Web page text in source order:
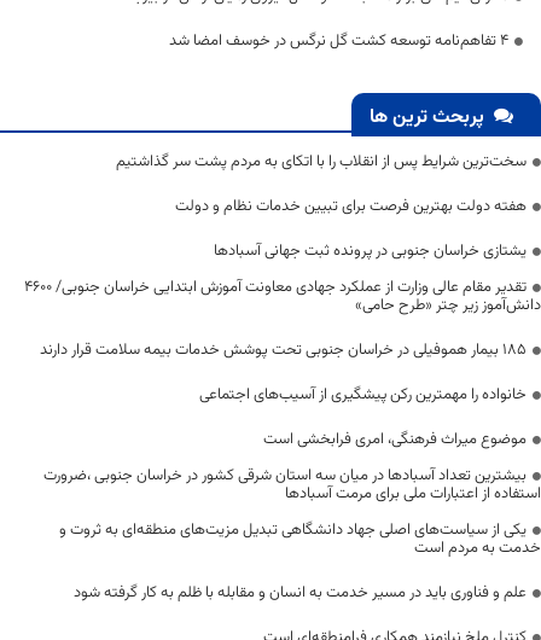
۴ تفاهم‌نامه توسعه کشت گل نرگس در خوسف امضا شد
پربحث ترین ها
سخت‌ترین شرایط پس از انقلاب را با اتکای به مردم پشت سر گذاشتیم
هفته دولت بهترین فرصت برای تبیین خدمات نظام و دولت
یشتازی خراسان جنوبی در پرونده ثبت جهانی آسبادها
تقدیر مقام عالی وزارت از عملکرد جهادی معاونت آموزش ابتدایی خراسان جنوبی/ ۴۶۰۰
دانش‌آموز زیر چتر «طرح حامی»
۱۸۵ بیمار هموفیلی در خراسان جنوبی تحت پوشش خدمات بیمه سلامت قرار دارند
خانواده را مهمترین رکن پیشگیری از آسیب‌های اجتماعی
موضوع میراث فرهنگی، امری فرابخشی است
بیشترین تعداد آسبادها در میان سه استان شرقی کشور در خراسان جنوبی ،ضرورت
استفاده از اعتبارات ملی برای مرمت آسبادها
یکی از سیاست‌های اصلی جهاد دانشگاهی تبدیل مزیت‌های منطقه‌ای به ثروت و
خدمت به مردم است
علم و فناوری باید در مسیر خدمت به انسان و مقابله با ظلم به کار گرفته شود